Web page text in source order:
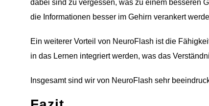
dabei sind zu vergessen, was zu einem besseren
die Informationen besser im Gehirn verankert
Ein weiterer Vorteil von NeuroFlash ist die
in das Lernen integriert werden, was das
Insgesamt sind wir von NeuroFlash sehr